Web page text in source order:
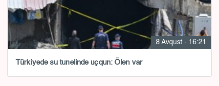
8 Avqust - 16:21
Türkiyədə su tunelində uçqun: Ölən var